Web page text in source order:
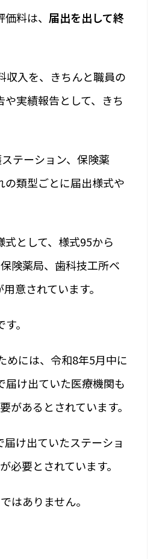
料は、 届出を出して終
収入を、きちんと職員の
実績報告として、きち
テーション、保険薬
の類型ごとに届出様式や
として、様式95から
険薬局、歯科技工所ベ
意されています。
。
めには、令和8年5月中に
届け出ていた医療機関も
があるとされています。
け出ていたステーショ
必要とされています。
はありません。